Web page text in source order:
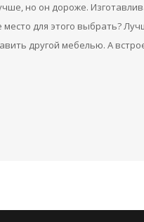
но он дороже.
для этого выбрать?
другой мебелью. А